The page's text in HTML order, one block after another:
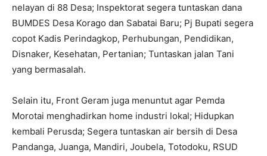
nelayan di 88 Desa; Inspektorat segera tuntaskan dana
BUMDES Desa Korago dan Sabatai Baru; Pj Bupati segera
copot Kadis Perindagkop, Perhubungan, Pendidikan,
Disnaker, Kesehatan, Pertanian; Tuntaskan jalan Tani
yang bermasalah.
Selain itu, Front Geram juga menuntut agar Pemda
Morotai menghadirkan home industri lokal; Hidupkan
kembali Perusda; Segera tuntaskan air bersih di Desa
Pandanga, Juanga, Mandiri, Joubela, Totodoku, RSUD